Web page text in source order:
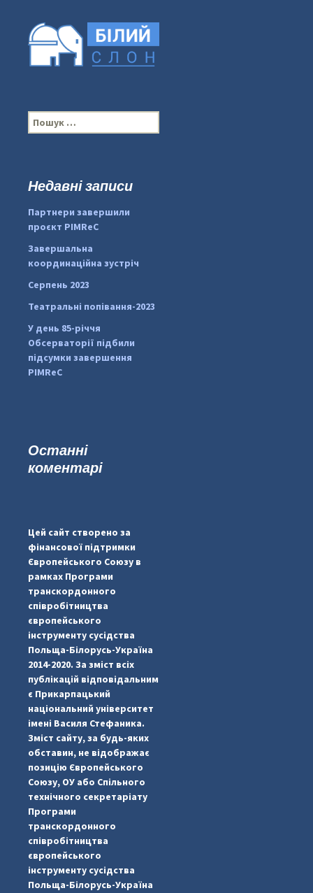
#PipIvanToday
pimrec_project
pimrec_project
П
о
:Недавні записи
Партнери завершили
проєкт PIMReC
Завершальна
координаційна зустріч
Серпень 2023
Театральні попівання-2023
У день 85-річчя
Обсерваторії підбили
підсумки завершення
PIMReC
Останні
коментарі
Цей сайт створено за
фінансової підтримки
Європейського Союзу в
рамках Програми
транскордонного
співробітництва
європейського
інструменту сусідства
Польща-Білорусь-Україна
2014-2020. За зміст всіх
публікацій відповідальним
є Прикарпацький
національний університет
імені Василя Стефаника.
Зміст сайту, за будь-яких
обставин, не відображає
позицію Європейського
Союзу, ОУ або Спільного
технічного секретаріату
Програми
транскордонного
співробітництва
європейського
інструменту сусідства
Польща-Білорусь-Україна